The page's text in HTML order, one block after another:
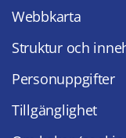
Webbkarta
Struktur och
Personuppgifter
Tillgänglighet